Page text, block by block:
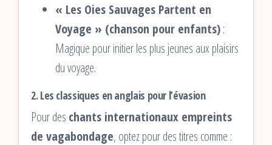
« Les Oies Sauvages Partent en
Voyage » (chanson pour enfants):
Magique pour initier les plus jeunes aux plaisirs
du voyage.
2. Les classiques en anglais pour l’évasion
Pour des chants internationaux empreints
de vagabondage, optez pour des titres comme :